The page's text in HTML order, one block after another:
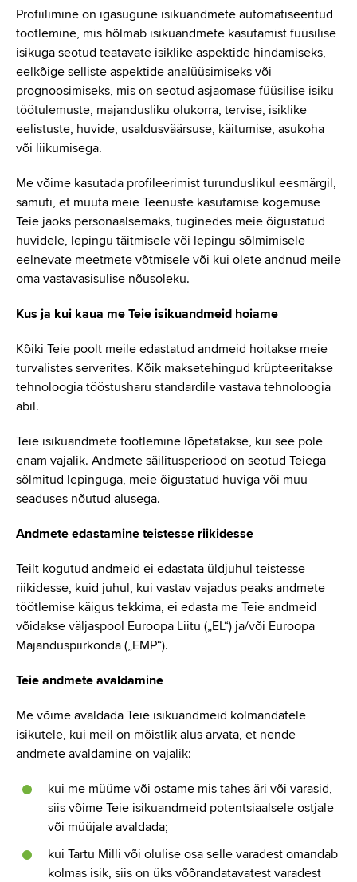
Profiilimine on igasugune isikuandmete automatiseeritud
töötlemine, mis hõlmab isikuandmete kasutamist füüsilise
isikuga seotud teatavate isiklike aspektide hindamiseks,
eelkõige selliste aspektide analüüsimiseks või
prognoosimiseks, mis on seotud asjaomase füüsilise isiku
töötulemuste, majandusliku olukorra, tervise, isiklike
eelistuste, huvide, usaldusväärsuse, käitumise, asukoha
või liikumisega.
Me võime kasutada profileerimist turunduslikul eesmärgil,
samuti, et muuta meie Teenuste kasutamise kogemuse
Teie jaoks personaalsemaks, tuginedes meie õigustatud
huvidele, lepingu täitmisele või lepingu sõlmimisele
eelnevate meetmete võtmisele või kui olete andnud meile
oma vastavasisulise nõusoleku.
Kus ja kui kaua me Teie isikuandmeid hoiame
Kõiki Teie poolt meile edastatud andmeid hoitakse meie
turvalistes serverites. Kõik maksetehingud krüpteeritakse
tehnoloogia tööstusharu standardile vastava tehnoloogia
abil.
Teie isikuandmete töötlemine lõpetatakse, kui see pole
enam vajalik. Andmete säilitusperiood on seotud Teiega
sõlmitud lepinguga, meie õigustatud huviga või muu
seaduses nõutud alusega.
Andmete edastamine teistesse riikidesse
Teilt kogutud andmeid ei edastata üldjuhul teistesse
riikidesse, kuid juhul, kui vastav vajadus peaks andmete
töötlemise käigus tekkima, ei edasta me Teie andmeid
võidakse väljaspool Euroopa Liitu („EL“) ja/või Euroopa
Majanduspiirkonda („EMP“).
Teie andmete avaldamine
Me võime avaldada Teie isikuandmeid kolmandatele
isikutele, kui meil on mõistlik alus arvata, et nende
andmete avaldamine on vajalik:
kui me müüme või ostame mis tahes äri või varasid,
siis võime Teie isikuandmeid potentsiaalsele ostjale
või müüjale avaldada;
kui Tartu Milli või olulise osa selle varadest omandab
kolmas isik, siis on üks võõrandatavatest varadest